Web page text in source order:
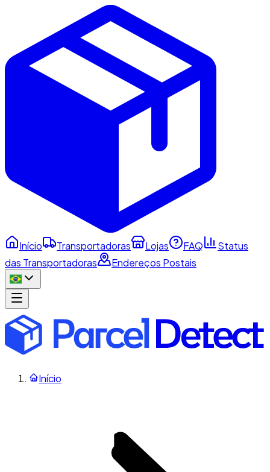
Início Transportadoras Lojas FAQ
Status
das Transportadoras
Endereços Postais
Início